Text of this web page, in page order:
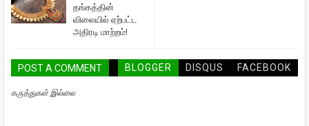
தங்கத்தின்
விலையில் ஏற்பட்ட
அதிரடி மாற்றம்!
POST A COMMENT BLOGGER DISQUS FACEBOOK
கருத்துகள் இல்லை